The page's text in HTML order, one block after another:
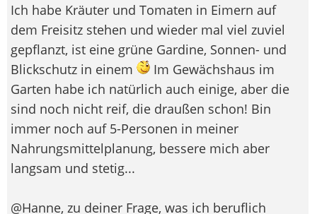
Ich habe Kräuter und Tomaten in Eimern auf
dem Freisitz stehen und wieder mal viel zuviel
gepflanzt, ist eine grüne Gardine, Sonnen- und
Blickschutz in einem
Im Gewächshaus im
Garten habe ich natürlich auch einige, aber die
sind noch nicht reif, die draußen schon! Bin
immer noch auf 5-Personen in meiner
Nahrungsmittelplanung, bessere mich aber
langsam und stetig...
@Hanne, zu deiner Frage, was ich beruflich